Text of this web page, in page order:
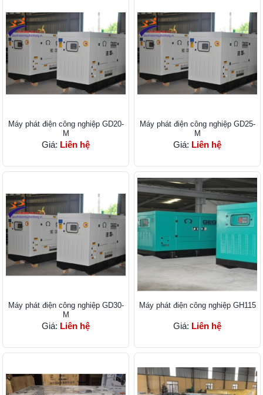
Máy phát điện công nghiệp GD20-
M
Giá: Liên hệ
Máy phát điện công nghiệp GD25-
M
Giá: Liên hệ
Máy phát điện công nghiệp GD30-
M
Giá: Liên hệ
Máy phát điện công nghiệp GH115
Giá: Liên hệ